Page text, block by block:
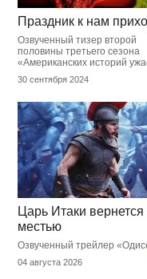
Праздник к нам
Озвученный тизер второй
половины третьего сезона
«Американских историй
30 сентября 2024
Царь Итаки вернется
местью
Озвученный трейлер
04 августа 2026